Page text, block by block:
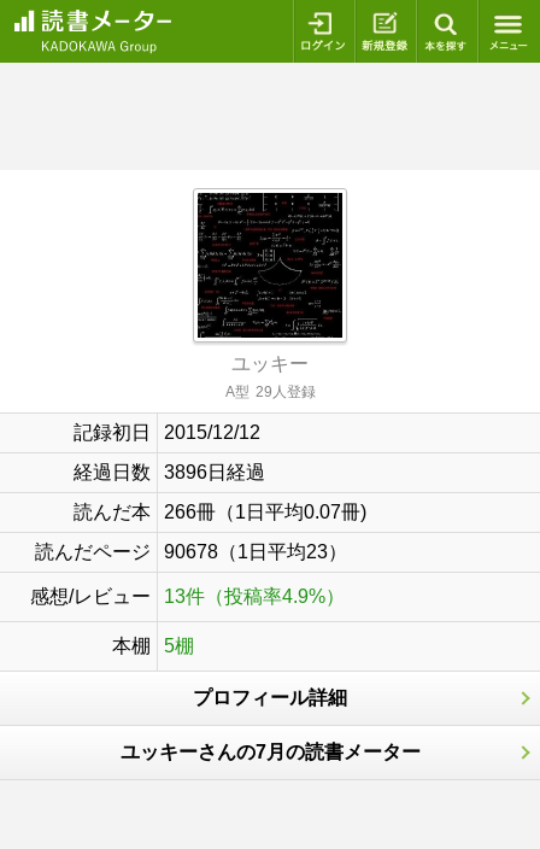
ログイン 新規登録
ユッキー
A型 29人登録
記録初日
2015/12/12
経過日数
3896日経過
読んだ本
266冊（1日平均0.07冊)
読んだページ
90678（1日平均23）
感想/レビュー 13件（投稿率4.9%）
本棚 5棚
プロフィール詳細
ユッキーさんの7月の読書メーター